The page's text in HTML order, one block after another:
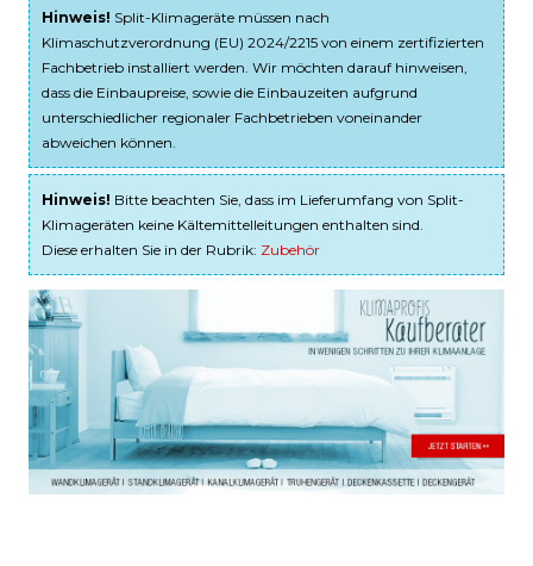
Hinweis! Split-Klimageräte müssen nach
Klimaschutzverordnung (EU) 2024/2215 von einem zertifizierten
Fachbetrieb installiert werden. Wir möchten darauf hinweisen,
dass die Einbaupreise, sowie die Einbauzeiten aufgrund
unterschiedlicher regionaler Fachbetrieben voneinander
abweichen können.
Hinweis! Bitte beachten Sie, dass im Lieferumfang von Split-
Klimageräten keine Kältemittelleitungen enthalten sind.
Diese erhalten Sie in der Rubrik: Zubehör